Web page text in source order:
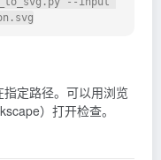
定路径。可以用浏览
）打开检查。